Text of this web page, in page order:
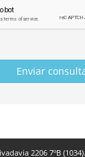
2206 7ºB